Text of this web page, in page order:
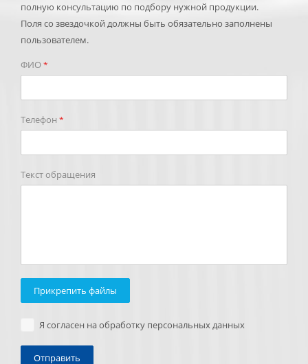
полную консультацию по подбору нужной продукции.
Поля со звездочкой должны быть обязательно заполнены
пользователем.
ФИО*
Телефон *
Текст обращения
Прикрепить файлы
Я согласен на обработку персональных данных